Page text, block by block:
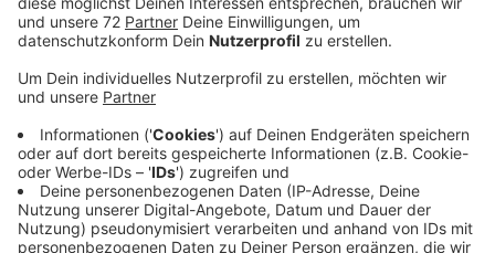
"Das ist ein guter Anfang, reicht für junge Leute aber
noch nicht, um auch da zu wohnen, wo ihr
Ausbildungsbetrieb ist," hieß es auf RADIO RST-
Nachfrage bei Ver.di im Münsterland. Die
Arbeitgeberseite kritisiert die Pläne als Eingriff des
Staates in die Tarif-Autonomie. "Mehr Geld steigert
auch nicht die Attraktivität bestimmter Berufe," sagt